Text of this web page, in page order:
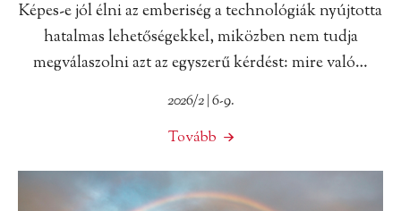
Képes-e jól élni az emberiség a technológiák nyújtotta
hatalmas lehetőségekkel, miközben nem tudja
megválaszolni azt az egyszerű kérdést: mire való…
2026/2 | 6-9.
Tovább